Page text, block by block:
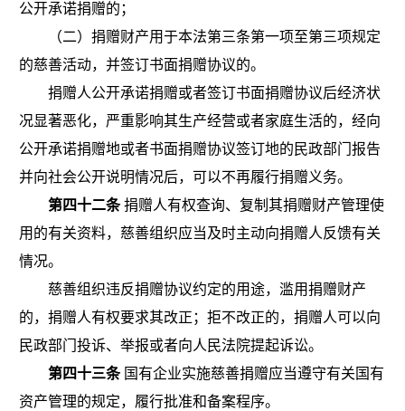
公开承诺捐赠的；
（二）捐赠财产用于本法第三条第一项至第三项规定
的慈善活动，并签订书面捐赠协议的。
捐赠人公开承诺捐赠或者签订书面捐赠协议后经济状
况显著恶化，严重影响其生产经营或者家庭生活的，经向
公开承诺捐赠地或者书面捐赠协议签订地的民政部门报告
并向社会公开说明情况后，可以不再履行捐赠义务。
第四十二条捐赠人有权查询、复制其捐赠财产管理使
用的有关资料，慈善组织应当及时主动向捐赠人反馈有关
情况。
慈善组织违反捐赠协议约定的用途，滥用捐赠财产
的，捐赠人有权要求其改正；拒不改正的，捐赠人可以向
民政部门投诉、举报或者向人民法院提起诉讼。
第四十三条 国有企业实施慈善捐赠应当遵守有关国有
资产管理的规定，履行批准和备案程序。